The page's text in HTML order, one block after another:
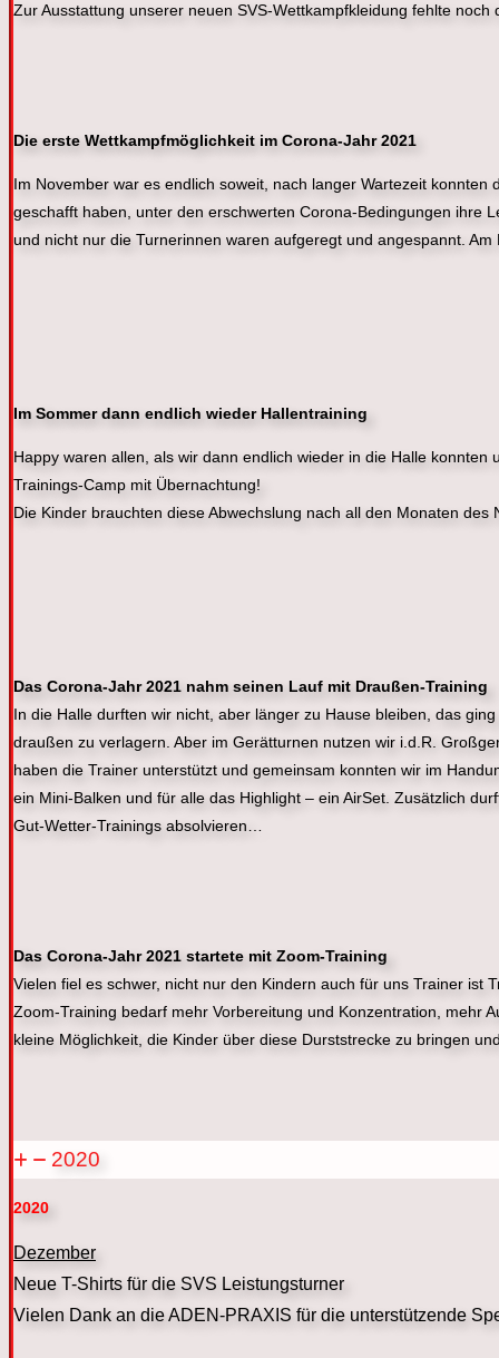
Zur Ausstattung unserer neuen SVS-Wettkampfkleidung fehlte
Die erste Wettkampfmöglichkeit im Corona-Jahr 2021
Im November war es endlich soweit, nach langer Wartezeit
geschafft haben, unter den erschwerten Corona-Bedingungen ihre
und nicht nur die Turnerinnen waren aufgeregt und angespannt.
Im Sommer dann endlich wieder Hallentraining
Happy waren allen, als wir dann endlich wieder in die Halle
Trainings-Camp mit Übernachtung!
Die Kinder brauchten diese Abwechslung nach all den Monaten
Das Corona-Jahr 2021 nahm seinen Lauf mit Draußen-Training
In die Halle durften wir nicht, aber länger zu Hause bleiben, das
draußen zu verlagern. Aber im Gerätturnen nutzen wir i.d.R.
haben die Trainer unterstützt und gemeinsam konnten wir im
ein Mini-Balken und für alle das Highlight – ein AirSet. Zusätzlich
Gut-Wetter-Trainings absolvieren…
Das Corona-Jahr 2021 startete mit Zoom-Training
Vielen fiel es schwer, nicht nur den Kindern auch für uns Trainer ist
Zoom-Training bedarf mehr Vorbereitung und Konzentration, mehr
kleine Möglichkeit, die Kinder über diese Durststrecke zu bringen
2020
2020
Dezember
Neue T-Shirts für die SVS Leistungsturner
Vielen Dank an die ADEN-PRAXIS für die unterstützende